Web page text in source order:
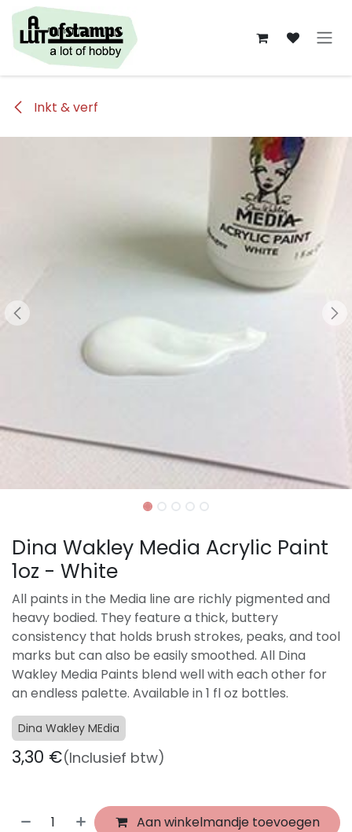
Overslaan naar inhoud
Inkt & verf
Dina Wakley Media Acrylic Paint
1oz - White
All paints in the Media line are richly pigmented and
heavy bodied. They feature a thick, buttery
consistency that holds brush strokes, peaks, and tool
marks but can also be easily smoothed. All Dina
Wakley Media Paints blend well with each other for
an endless palette. Available in 1 fl oz bottles.
Dina Wakley MEdia
3,30 €(Inclusief btw)
Aan winkelmandje toevoegen